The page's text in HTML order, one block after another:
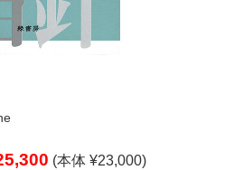
(本体 ¥23,000)